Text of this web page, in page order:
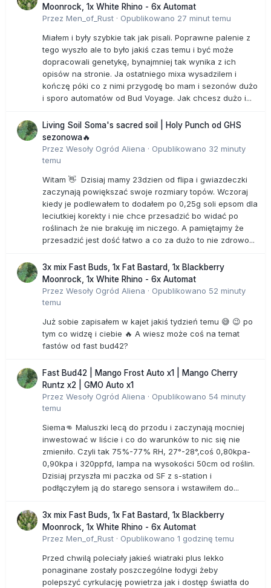
Moonrock, 1x White Rhino - 6x Automat
Przez Men_of_Rust · Opublikowano 27 minut temu
Miałem i były szybkie tak jak pisali. Poprawne palenie z
tego wyszło ale to było jakiś czas temu i być może
dopracowali genetykę, bynajmniej tak wynika z ich
opisów na stronie. Ja ostatniego mixa wysadzilem i
kończę póki co z nimi przygodę bo mam i sezonów dużo
i sporo automatów od Bud Voyage. Jak chcesz dużo i...
Living Soil Soma's sacred soil | Holy Punch od GHS
sezonowa🔥
Przez Wesoły Ogród Aliena · Opublikowano 32 minuty
temu
Witam 👋 Dzisiaj mamy 23dzien od flipa i gwiazdeczki
zaczynają powiększać swoje rozmiary topów. Wczoraj
kiedy je podlewałem to dodałem po 0,25g soli epsom dla
leciutkiej korekty i nie chce przesadzić bo widać po
roślinach że nie brakuję im niczego. A pamiętajmy że
przesadzić jest dość łatwo a co za dużo to nie zdrowo...
3x mix Fast Buds, 1x Fat Bastard, 1x Blackberry
Moonrock, 1x White Rhino - 6x Automat
Przez Wesoły Ogród Aliena · Opublikowano 52 minuty
temu
Już sobie zapisałem w kajet jakiś tydzień temu 😅 😉 po
tym co widzę i ciebie 🔥 A wiesz może coś na temat
fastów od fast bud42?
Fast Bud42 | Mango Frost Auto x1 | Mango Cherry
Runtz x2 | GMO Auto x1
Przez Wesoły Ogród Aliena · Opublikowano 54 minuty
temu
Siema👊 Maluszki lecą do przodu i zaczynają mocniej
inwestować w liście i co do warunków to nic się nie
zmieniło. Czyli tak 75%-77% RH, 27°-28°,coś 0,80kpa-
0,90kpa i 320ppfd, lampa na wysokości 50cm od roślin.
Dzisiaj przyszła mi paczka od SF z s-station i
podłączyłem ją do starego sensora i wstawiłem do...
3x mix Fast Buds, 1x Fat Bastard, 1x Blackberry
Moonrock, 1x White Rhino - 6x Automat
Przez Men_of_Rust · Opublikowano 1 godzinę temu
Przed chwilą poleciały jakieś wiatraki plus lekko
ponaginane zostały poszczególne łodygi żeby
polepszyć cyrkulację powietrza jak i dostęp światła do